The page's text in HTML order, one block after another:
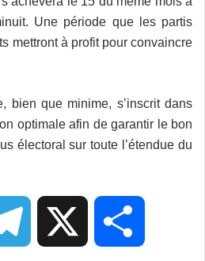
Une période que les partis
mettront à profit pour convaincre
bien que minime, s’inscrit dans
optimale afin de garantir le bon
électoral sur toute l’étendue du